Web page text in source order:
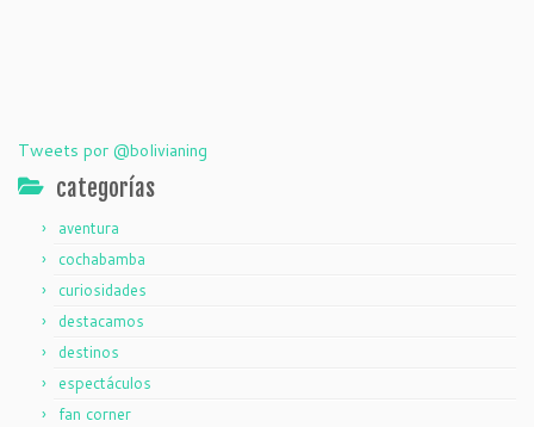
Tweets por @bolivianing
categorías
aventura
cochabamba
curiosidades
destacamos
destinos
espectáculos
fan corner